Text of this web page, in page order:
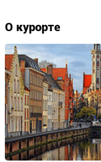
О курорте